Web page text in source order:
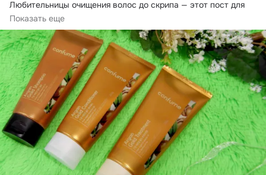
Любительницы очищения волос до скрипа — этот пост для
вас! Остальным советую читать внимательно, чтобы не
повторить моих ошибок.
Показать еще